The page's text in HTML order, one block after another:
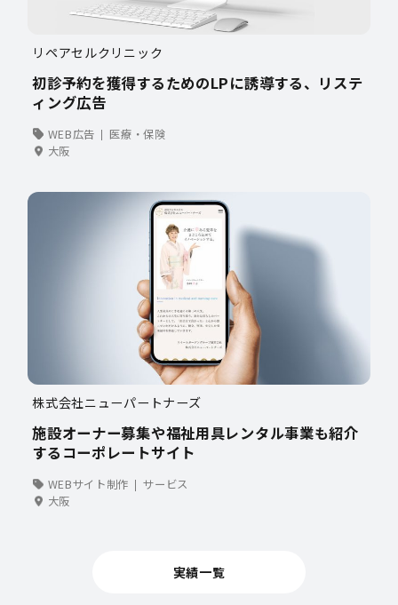
リペアセルクリニック
初診予約を獲得するためのLPに誘導する、リステ
ィング広告
WEB広告
医療・保険
大阪
株式会社ニューパートナーズ
施設オーナー募集や福祉用具レンタル事業も紹介
するコーポレートサイト
WEBサイト制作
サービス
大阪
実績一覧